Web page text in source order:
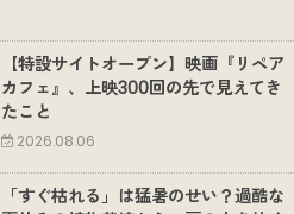
【特設サイトオープン】映画『リペア
カフェ』、上映300回の先で見えてき
たこと
2026.08.06
「すぐ枯れる」は猛暑のせい？過酷な